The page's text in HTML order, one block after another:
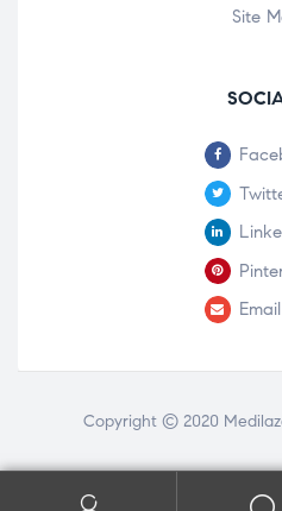
Site
Email
Copyright © 2020